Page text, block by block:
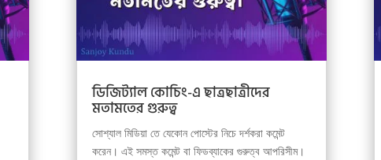
ডিজিট্যাল কোচিং-এ ছাত্রছাত্রীদের
মতামতের গুরুত্ব
সোশ্যাল মিডিয়া তে যেকোন পোস্টের নিচে দর্শকরা কমেন্ট
করেন। এই সমস্ত কমেন্ট বা ফিডব্যাকের গুরুত্ব আপরিসীম।